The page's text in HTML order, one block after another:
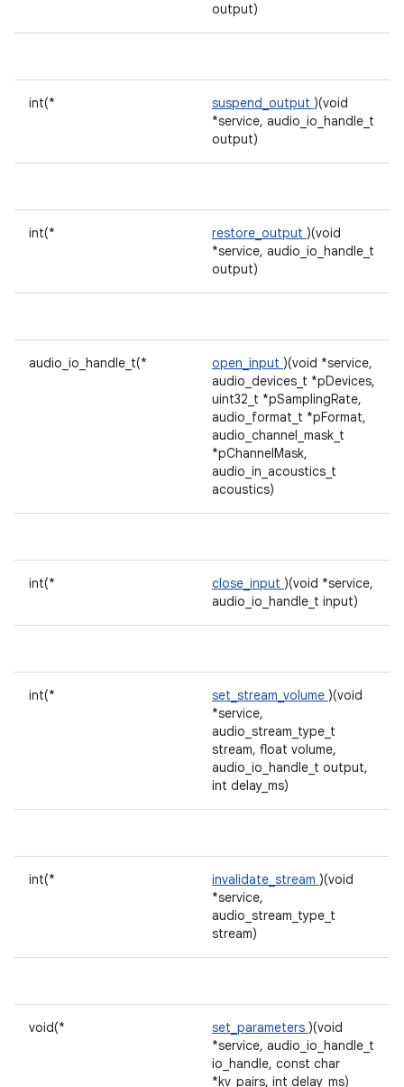
output)
int(* suspend_output )(void
*service, audio_io_handle_t
output)
int(* restore_output )(void
*service, audio_io_handle_t
output)
audio_io_handle_t(* open_input )(void *service,
audio_devices_t *pDevices,
uint32_t *pSamplingRate,
audio_format_t *pFormat,
audio_channel_mask_t
*pChannelMask,
audio_in_acoustics_t
acoustics)
int(* close_input )(void *service,
audio_io_handle_t input)
int(* set_stream_volume )(void
*service,
audio_stream_type_t
stream, float volume,
audio_io_handle_t output,
int delay_ms)
int(* invalidate_stream )(void
*service,
audio_stream_type_t
stream)
void(* set_parameters )(void
*service, audio_io_handle_t
io_handle, const char
*kv_pairs, int delay_ms)